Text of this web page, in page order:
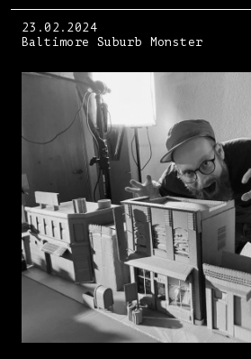
23.02.2024
Baltimore Suburb Monster